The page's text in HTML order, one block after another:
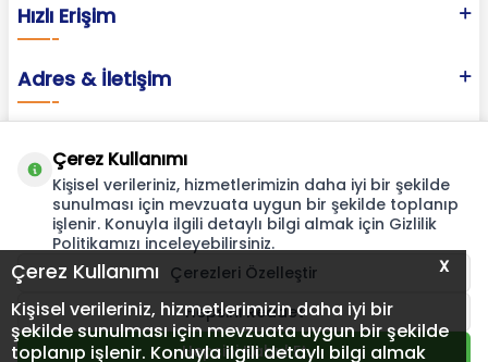
X
Çerez Kullanımı
Kişisel verileriniz, hizmetlerimizin daha iyi bir
şekilde sunulması için mevzuata uygun bir şekilde
toplanıp işlenir. Konuyla ilgili detaylı bilgi almak
Hızlı Erişim
Adres & İletişim
Çerez Kullanımı
Kişisel verileriniz, hizmetlerimizin daha iyi bir şekilde
sunulması için mevzuata uygun bir şekilde toplanıp
işlenir. Konuyla ilgili detaylı bilgi almak için Gizlilik
Politikamızı inceleyebilirsiniz.
Çerezleri Özelleştir
Hepsini Reddet
Hepsini Kabul Et